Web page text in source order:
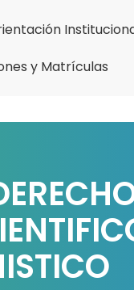
y Matrículas